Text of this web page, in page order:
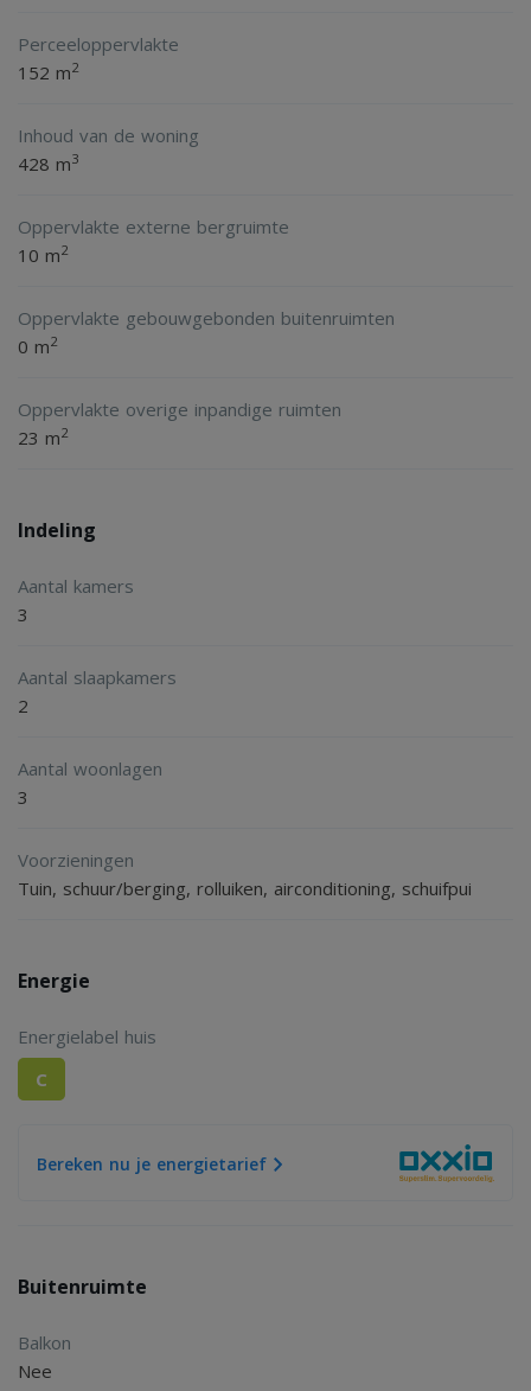
Perceeloppervlakte
152 m2
Inhoud van de woning
428 m3
Oppervlakte externe bergruimte
10 m2
Oppervlakte gebouwgebonden buitenruimten
0 m2
Oppervlakte overige inpandige ruimten
23 m2
Indeling
Aantal kamers
3
Aantal slaapkamers
2
Aantal woonlagen
3
Voorzieningen
Tuin, schuur/berging, rolluiken, airconditioning, schuifpui
Energie
Energielabel huis
C
Bereken nu je energietarief
Buitenruimte
Balkon
Nee